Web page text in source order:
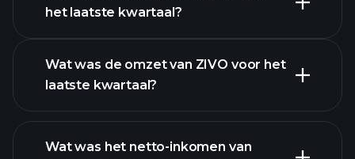
het laatste kwartaal?
Wat was de omzet van ZIVO voor het
laatste kwartaal?
Wat was het netto-inkomen van